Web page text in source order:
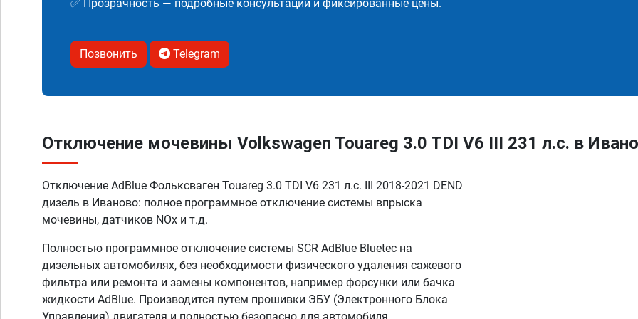
✅ Прозрачность — подробные консультации и фиксированные цены.
Позвонить Telegram
Отключение мочевины Volkswagen Touareg 3.0 TDI V6 III 231 л.с. в
Отключение AdBlue Фольксваген Touareg 3.0 TDI V6 231 л.с. III 2018-2021 DEND
дизель в Иваново: полное программное отключение системы впрыска
мочевины, датчиков NOx и т.д.
Полностью программное отключение системы SCR AdBlue Bluetec на
дизельных автомобилях, без необходимости физического удаления сажевого
фильтра или ремонта и замены компонентов, например форсунки или бачка
жидкости AdBlue. Производится путем прошивки ЭБУ (Электронного Блока